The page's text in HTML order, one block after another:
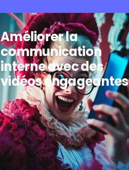
Améliorer la
communication
interne avec des
vidéos engageantes